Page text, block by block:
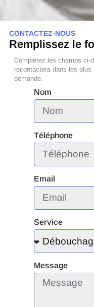
CONTACTEZ-NOUS
Remplissez le
Complétez les champs ci-
recontactera dans les
demande.
Nom
Téléphone
Email
Service
Message